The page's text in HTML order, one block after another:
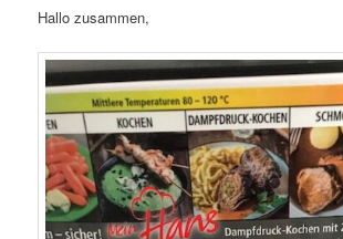
Hallo zusammen,